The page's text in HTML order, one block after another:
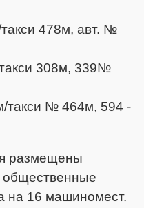
478м, авт. №
308м, 339№
такси № 464м, 594 -
размещены
общественные
на 16 машиномест.